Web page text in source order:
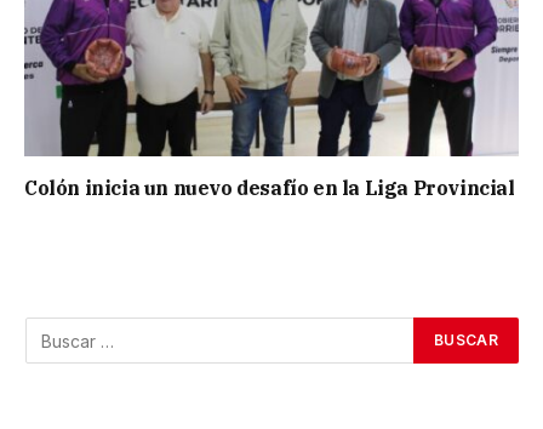
Colón inicia un nuevo desafío en la Liga Provincial